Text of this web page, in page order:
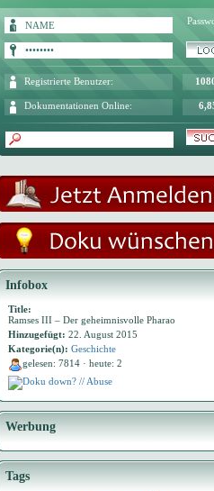
Registrierte Benutzer:
Dokumentationen Online:
Infobox
Title:
Ramses III – Der geheimnisvolle Pharao
Hinzugefügt: 22. August 2015
Kategorie(n): Geschichte
gelesen: 7814 · heute: 2
Doku down? // Abuse
Werbung
Tags